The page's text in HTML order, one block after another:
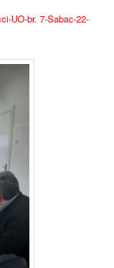
UO-br. 7-Sabac-22-